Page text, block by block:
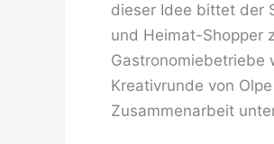
dieser Idee bittet der
und Heimat-Shopper
Gastronomiebetriebe
Kreativrunde von
Zusammenarbeit